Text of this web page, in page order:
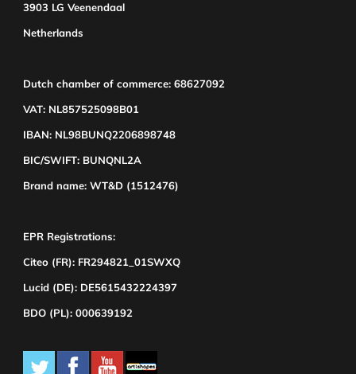
3903 LG Veenendaal
Netherlands
Dutch chamber of commerce: 68627092
VAT: NL857525098B01
IBAN: NL98BUNQ2206898748
BIC/SWIFT: BUNQNL2A
Brand name: WT&D (1512476)
EPR Registrations:
Citeo (FR): FR294821_01SWXQ
Lucid (DE): DE5615432224397
BDO (PL): 000639192